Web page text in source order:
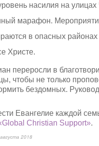
насилия на
марафон.
в опасных районах
Христе.
переросли в
чтобы не только
бездомных.
Евангелие каждой
Christian Support».
2018